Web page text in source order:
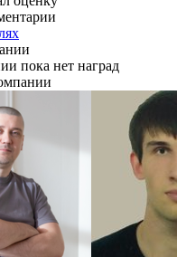
пока нет наград